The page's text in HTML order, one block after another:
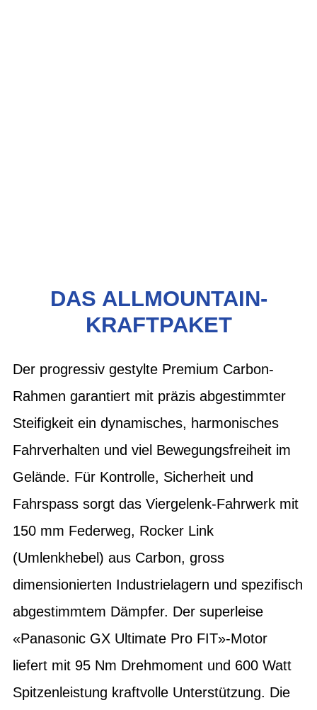
DAS ALLMOUNTAIN-
KRAFTPAKET
Der progressiv gestylte Premium Carbon-
Rahmen garantiert mit präzis abgestimmter
Steifigkeit ein dynamisches, harmonisches
Fahrverhalten und viel Bewegungsfreiheit im
Gelände. Für Kontrolle, Sicherheit und
Fahrspass sorgt das Viergelenk-Fahrwerk mit
150 mm Federweg, Rocker Link
(Umlenkhebel) aus Carbon, gross
dimensionierten Industrielagern und spezifisch
abgestimmtem Dämpfer. Der superleise
«Panasonic GX Ultimate Pro FIT»-Motor
liefert mit 95 Nm Drehmoment und 600 Watt
Spitzenleistung kraftvolle Unterstützung. Die